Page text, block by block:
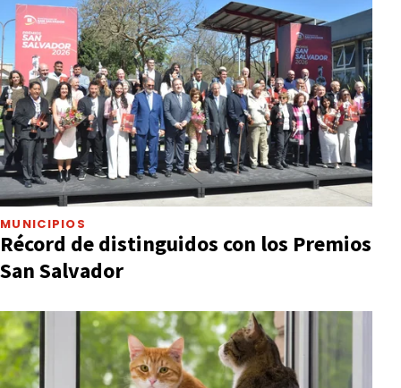
MUNICIPIOS
Récord de distinguidos con los Premios
San Salvador